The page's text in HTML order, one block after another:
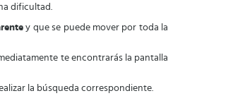
dificultad.
y que se puede mover por toda la
te encontrarás la pantalla
la búsqueda correspondiente.